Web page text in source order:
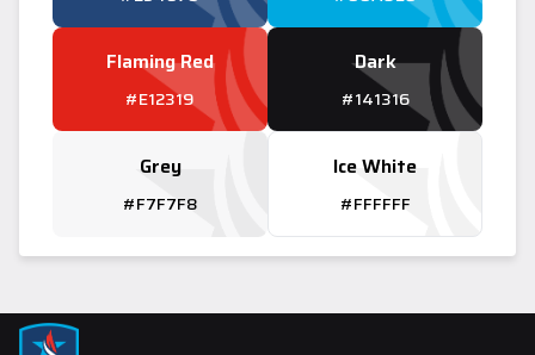
Flaming Red
#E12319
Dark
#141316
Grey
#F7F7F8
Ice White
#FFFFFF